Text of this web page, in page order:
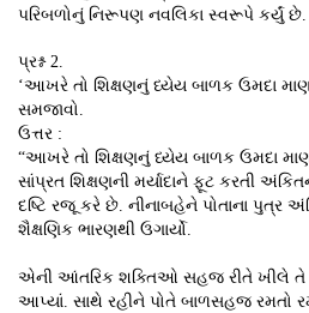
પરિબળોનું નિરૂપણ નવલિકા સ્વરૂપે કર્યું છે.
પ્રશ્ન 2.
‘આખરે તો શિક્ષણનું ધ્યેય બાળક ઉમદા
સમજાવો.
ઉત્તર :
“આખરે તો શિક્ષણનું ધ્યેય બાળક ઉમદા
સાંપ્રત શિક્ષણની મર્યાદાને ફૂટ કરતી
દષ્ટિ રજૂ કરે છે. નીનાબહેને પોતાના પુત્ર
શૈક્ષણિક ભારણથી ઉગાર્યો.
એની આંતરિક શક્તિઓ સહજ રીતે ખીલે તે
આપ્યાં. સાથે રહીને પોતે બાળસહજ રમતો